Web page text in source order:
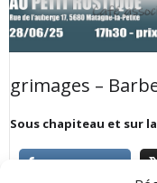
grimages –
Sous chapiteau et sur